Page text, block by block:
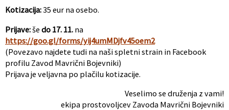
Kotizacija:35 eur na osebo.
Prijave:še do 17. 11. na
https://goo.gl/forms/yij4umMDjfv45oem2
(Povezavo najdete tudi na naši spletni strain in Facebook
profilu Zavod Mavrični Bojevniki)
Prijava je veljavna po plačilu kotizacije.
Veselimo se druženja z vami!
ekipa prostovoljcev Zavoda Mavrični Bojevniki